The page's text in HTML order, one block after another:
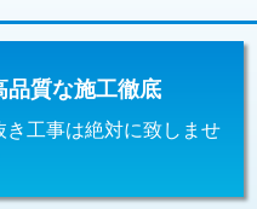
修
）
33,000円
8,800円～
22,000円+材料費
13,200円+材料費
品質な施工徹底
き工事は絶対に致しませ